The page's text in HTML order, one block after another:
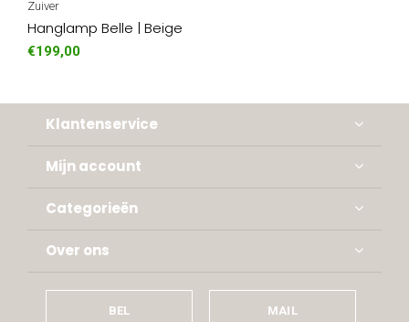
Zuiver
Hanglamp Belle | Beige
€199,00
Klantenservice
Mijn account
Categorieën
Over ons
BEL MAIL